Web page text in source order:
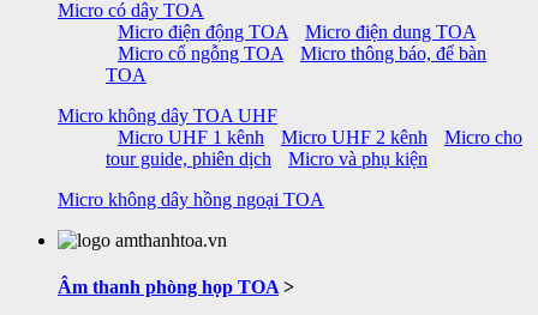
Micro có dây TOA
Micro điện động TOA
Micro điện dung TOA
Micro cổ ngỗng TOA
Micro thông báo, để bàn
TOA
Micro không dây TOA UHF
Micro UHF 1 kênh
Micro UHF 2 kênh
Micro cho
tour guide, phiên dịch
Micro và phụ kiện
Micro không dây hồng ngoại TOA
Âm thanh phòng họp TOA >